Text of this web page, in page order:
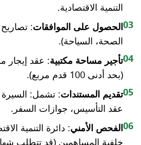
التنمية الاقتصادية.
03الحصول على الموافقات:
الصحة، السياحة).
04تأجير مساحة مكتبية: عقد إيجار
(بحد أدنى 100 قدم مربع).
05تقديم المستندات: تشمل: السيرة
عقد التأسيس، جوازات السفر.
06الفحص الأمني: دائرة التنمية
خلفية المساهمين (قد تتطلب